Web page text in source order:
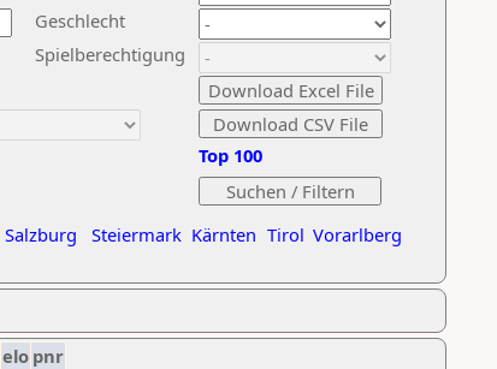
Geschlecht
Spielberechtigung
Salzburg Steiermark Kärnten Tirol Vorarlberg
Top 100
elo pnr